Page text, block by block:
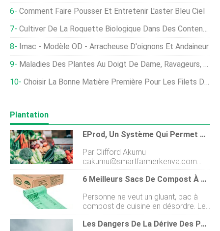
Comment Faire Pousser Et Entretenir L'aster Bleu Ciel
Cultiver De La Roquette Biologique Dans Des Contenants, Pots
Imac - Modèle OD - Arracheuse D'oignons Et Andaineur
Maladies Des Plantes Au Doigt De Dame, Ravageurs, Espacement (Gombo/Bhindi)
Choisir La Bonne Matière Première Pour Les Filets De Cage D'aquaculture
Plantation
EProd, Un Système Qui Permet Aux Consommateurs De Retracer L'origine Des Produits Qu'ils Achètent
Par Clifford Akumu
cakumu@smartfarmerkenya.com
Peu dacheteurs, si seulement,
peuvent dire exactement doù
sont facilement trompés par la vue
de produits dapparence saine et
pesticides nocifs utilisés pour les
6 Meilleurs Sacs De Compost À Utiliser À La Maison
Personne ne veut un gluant, bac à
compost de cuisine en désordre. Les
sacs de compost éviteront ce
problème. Mais quels sacs sont les
Les Dangers De La Dérive Des Pesticides